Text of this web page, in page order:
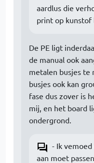
aardlus die
print op kunstof
De PE ligt
de manual ook
metalen busjes te
busjes ook kan
fase dus zover is
mij, en het board
ondergrond.
- Ik
aan moet